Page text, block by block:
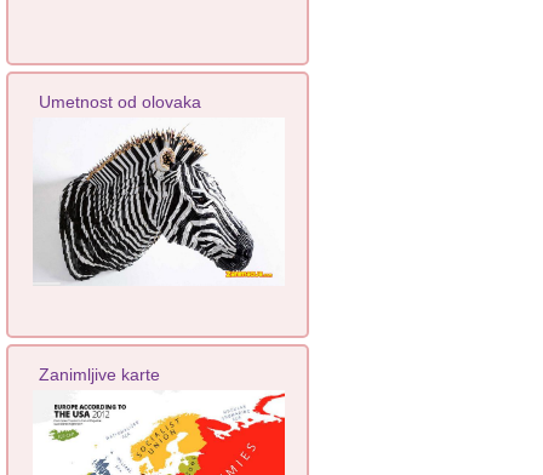
Umetnost od olovaka
Zanimljive karte